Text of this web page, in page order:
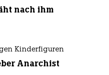
nach ihm
Kinderfiguren
Anarchist